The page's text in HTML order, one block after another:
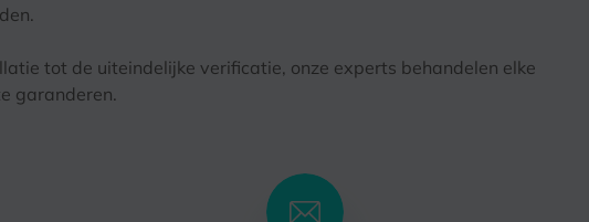
tot de uiteindelijke verificatie, onze experts behandelen elke
garanderen.